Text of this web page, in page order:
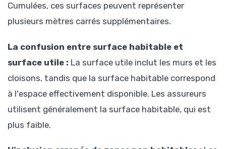
Cumulées, ces surfaces peuvent représenter
plusieurs mètres carrés supplémentaires.
La confusion entre surface habitable et
surface utile : La surface utile inclut les murs et les
cloisons, tandis que la surface habitable correspond
à l'espace effectivement disponible. Les assureurs
utilisent généralement la surface habitable, qui est
plus faible.